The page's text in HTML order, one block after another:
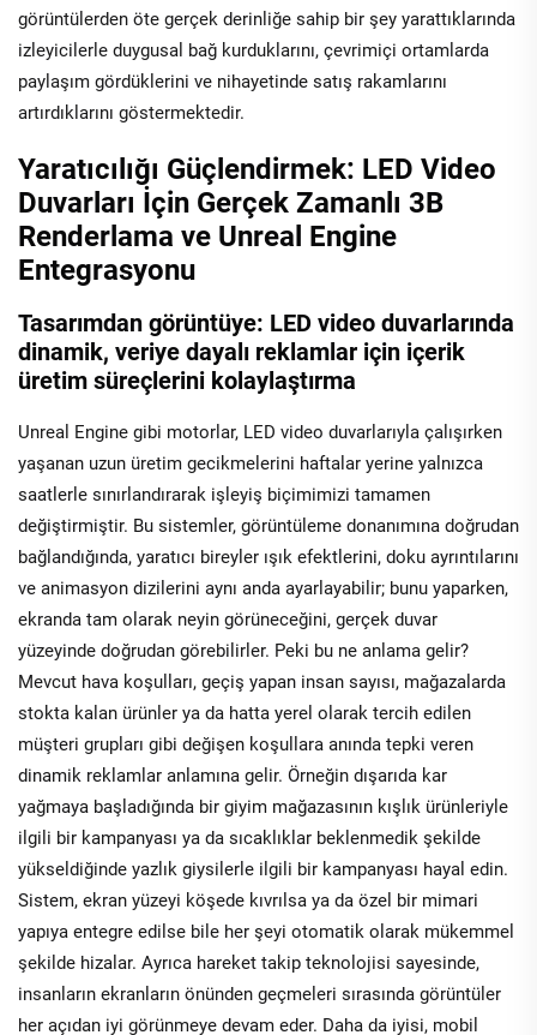
görüntülerden öte gerçek derinliğe sahip bir şey yarattıklarında
izleyicilerle duygusal bağ kurduklarını, çevrimiçi ortamlarda
paylaşım gördüklerini ve nihayetinde satış rakamlarını
artırdıklarını göstermektedir.
Yaratıcılığı Güçlendirmek: LED Video
Duvarları İçin Gerçek Zamanlı 3B
Renderlama ve Unreal Engine
Entegrasyonu
Tasarımdan görüntüye: LED video duvarlarında
dinamik, veriye dayalı reklamlar için içerik
üretim süreçlerini kolaylaştırma
Unreal Engine gibi motorlar, LED video duvarlarıyla çalışırken
yaşanan uzun üretim gecikmelerini haftalar yerine yalnızca
saatlerle sınırlandırarak işleyiş biçimimizi tamamen
değiştirmiştir. Bu sistemler, görüntüleme donanımına doğrudan
bağlandığında, yaratıcı bireyler ışık efektlerini, doku ayrıntılarını
ve animasyon dizilerini aynı anda ayarlayabilir; bunu yaparken,
ekranda tam olarak neyin görüneceğini, gerçek duvar
yüzeyinde doğrudan görebilirler. Peki bu ne anlama gelir?
Mevcut hava koşulları, geçiş yapan insan sayısı, mağazalarda
stokta kalan ürünler ya da hatta yerel olarak tercih edilen
müşteri grupları gibi değişen koşullara anında tepki veren
dinamik reklamlar anlamına gelir. Örneğin dışarıda kar
yağmaya başladığında bir giyim mağazasının kışlık ürünleriyle
ilgili bir kampanyası ya da sıcaklıklar beklenmedik şekilde
yükseldiğinde yazlık giysilerle ilgili bir kampanyası hayal edin.
Sistem, ekran yüzeyi köşede kıvrılsa ya da özel bir mimari
yapıya entegre edilse bile her şeyi otomatik olarak mükemmel
şekilde hizalar. Ayrıca hareket takip teknolojisi sayesinde,
insanların ekranların önünden geçmeleri sırasında görüntüler
her açıdan iyi görünmeye devam eder. Daha da iyisi, mobil